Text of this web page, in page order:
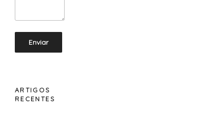
ARTIGOS
RECENTES